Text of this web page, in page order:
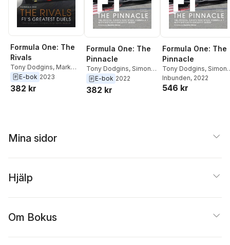
Formula One: The
Rivals
Tony Dodgins, Mark
Webber
E-bok 2023
382 kr
Formula One: The
Pinnacle
Tony Dodgins, Simon
Arron,Guenther Steiner
E-bok 2022
382 kr
Formula One: The
Pinnacle
Tony Dodgins, Simon
Arron,Guenther
Inbunden, 2022
546 kr
Mina sidor
Hjälp
Om Bokus